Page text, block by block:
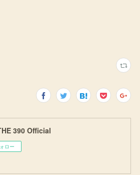
390 Official
ロー